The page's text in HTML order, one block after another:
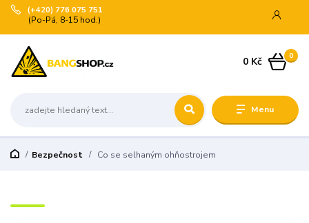
Menu
(+420) 776 075 751
(Po-Pá, 8-15 hod.)
0
0 Kč
Bezpečnost Co se selhaným ohňostrojem